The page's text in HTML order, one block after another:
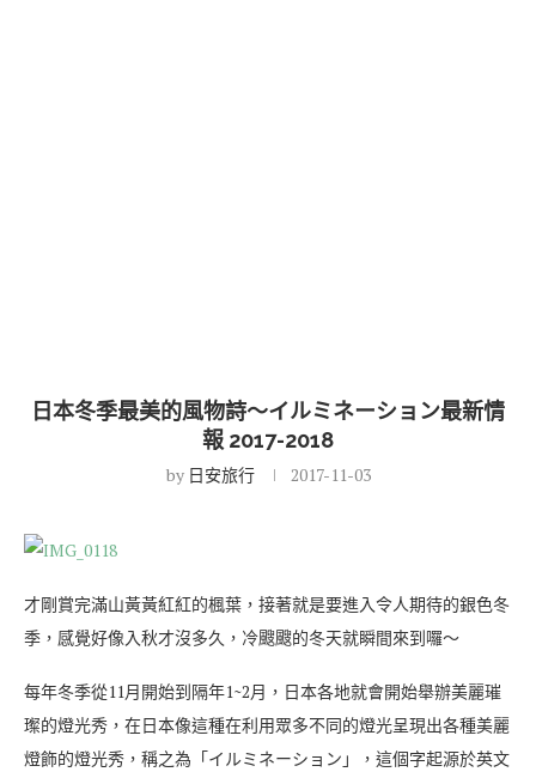
日本冬季最美的風物詩～イルミネーション最新情
報 2017-2018
by 日安旅行 2017-11-03
才剛賞完滿山黃黃紅紅的楓葉，接著就是要進入令人期待的銀色冬
季，感覺好像入秋才沒多久，冷颼颼的冬天就瞬間來到囉～
每年冬季從11月開始到隔年1~2月，日本各地就會開始舉辦美麗璀
璨的燈光秀，在日本像這種在利用眾多不同的燈光呈現出各種美麗
燈飾的燈光秀，稱之為「イルミネーション」，這個字起源於英文